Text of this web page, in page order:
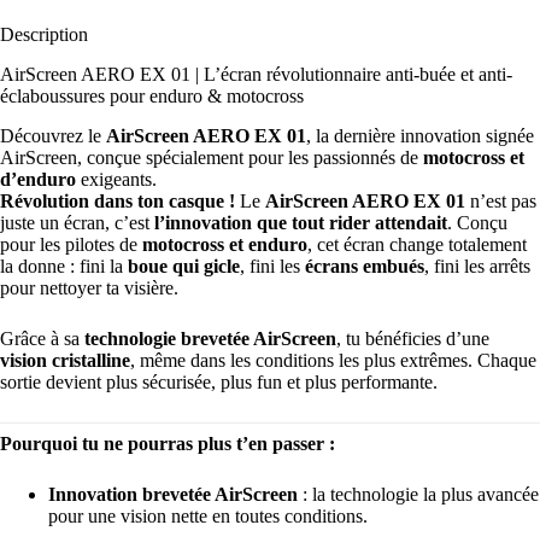
Description
AirScreen AERO EX 01 | L’écran révolutionnaire anti-buée et anti-
éclaboussures pour enduro & motocross
Découvrez le AirScreen AERO EX 01, la dernière innovation signée
AirScreen, conçue spécialement pour les passionnés de motocross et
d’enduro exigeants.
Révolution dans ton casque ! Le AirScreen AERO EX 01 n’est pas
juste un écran, c’est l’innovation que tout rider attendait. Conçu
pour les pilotes de motocross et enduro, cet écran change totalement
la donne : fini la boue qui gicle, fini les écrans embués, fini les arrêts
pour nettoyer ta visière.
Grâce à sa technologie brevetée AirScreen, tu bénéficies d’une
vision cristalline, même dans les conditions les plus extrêmes. Chaque
sortie devient plus sécurisée, plus fun et plus performante.
Pourquoi tu ne pourras plus t’en passer :
Innovation brevetée AirScreen : la technologie la plus avancée
pour une vision nette en toutes conditions.